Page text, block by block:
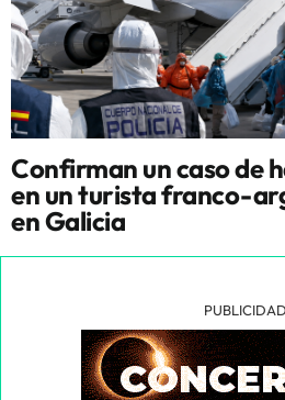
Confirman un caso de
en un turista franco-
en Galicia
PUBLICIDAD